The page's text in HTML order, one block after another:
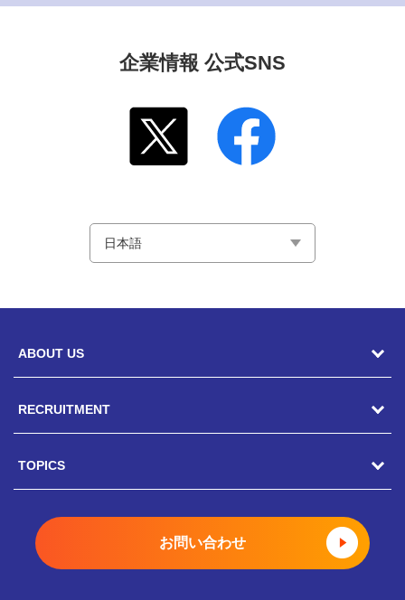
企業情報 公式SNS
ABOUT US
駿河屋の風土
COOメッセージ
RECRUITMENT
キャリア採用
新卒採用
TOPICS
トピックス一覧
駿河屋静岡寮
お問い合わせ